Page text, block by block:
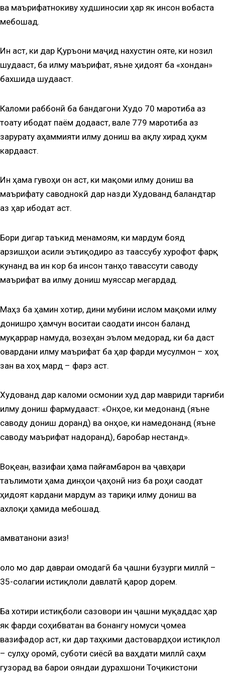
ва маърифатнокиву худшиносии ҳар як инсон вобаста
мебошад.
Ин аст, ки дар Қуръони маҷид нахустин ояте, ки нозил
шудааст, ба илму маърифат, яъне ҳидоят ба «хондан»
бахшида шудааст.
Каломи раббонӣ ба бандагони Худо 70 маротиба аз
тоату ибодат паём додааст, вале 779 маротиба аз
зарурату аҳаммияти илму дониш ва ақлу хирад ҳукм
кардааст.
Ин ҳама гувоҳи он аст, ки мақоми илму дониш ва
маърифату саводнокӣ дар назди Худованд баландтар
аз ҳар ибодат аст.
Бори дигар таъкид менамоям, ки мардум бояд
арзишҳои асили эътиқодиро аз таассубу хурофот фарқ
кунанд ва ин кор ба инсон танҳо тавассути саводу
маърифат ва илму дониш муяссар мегардад.
Маҳз ба ҳамин хотир, дини мубини ислом мақоми илму
донишро ҳамчун воситаи саодати инсон баланд
муқаррар намуда, возеҳан эълом медорад, ки ба даст
овардани илму маърифат ба ҳар фарди мусулмон – хоҳ
зан ва хоҳ мард – фарз аст.
Худованд дар каломи осмонии худ дар мавриди тарғиби
илму дониш фармудааст: «Онҳое, ки медонанд (яъне
саводу дониш доранд) ва онҳое, ки намедонанд (яъне
саводу маърифат надоранд), баробар нестанд».
Воқеан, вазифаи ҳама пайғамбарон ва ҷавҳари
таълимоти ҳама динҳои ҷаҳонӣ низ ба роҳи саодат
ҳидоят кардани мардум аз тариқи илму дониш ва
ахлоқи ҳамида мебошад.
Ҳамватанони азиз!
Ҳоло мо дар давраи омодагӣ ба ҷашни бузурги миллӣ –
35-солагии истиқлоли давлатӣ қарор дорем.
Ба хотири истиқболи сазовори ин ҷашни муқаддас ҳар
як фарди соҳибватан ва бонангу номуси ҷомеа
вазифадор аст, ки дар таҳкими дастовардҳои истиқлол
– сулҳу оромӣ, суботи сиёсӣ ва ваҳдати миллӣ саҳм
гузорад ва барои ояндаи дурахшони Тоҷикистони